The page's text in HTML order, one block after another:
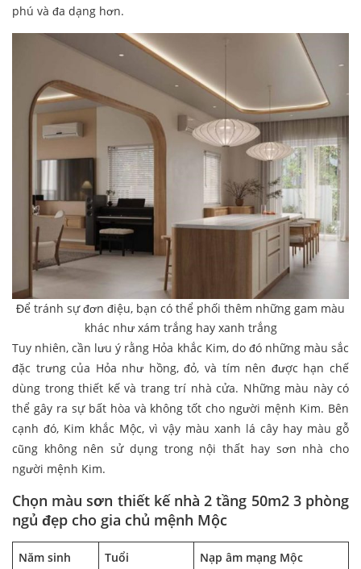
phú và đa dạng hơn.
Để tránh sự đơn điệu, bạn có thể phối thêm những gam màu
khác như xám trắng hay xanh trắng
Tuy nhiên, cần lưu ý rằng Hỏa khắc Kim, do đó những màu sắc
đặc trưng của Hỏa như hồng, đỏ, và tím nên được hạn chế
dùng trong thiết kế và trang trí nhà cửa. Những màu này có
thể gây ra sự bất hòa và không tốt cho người mệnh Kim. Bên
cạnh đó, Kim khắc Mộc, vì vậy màu xanh lá cây hay màu gỗ
cũng không nên sử dụng trong nội thất hay sơn nhà cho
người mệnh Kim.
Chọn màu sơn thiết kế nhà 2 tầng 50m2 3 phòng
ngủ đẹp cho gia chủ mệnh Mộc
Năm sinh Tuổi Nạp âm mạng Mộc